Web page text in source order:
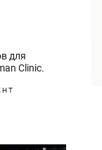
для
Clinic.